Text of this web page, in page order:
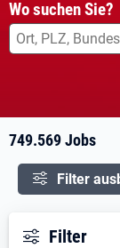
Wo suchen Sie?
749.569 Jobs
Filter
Filter